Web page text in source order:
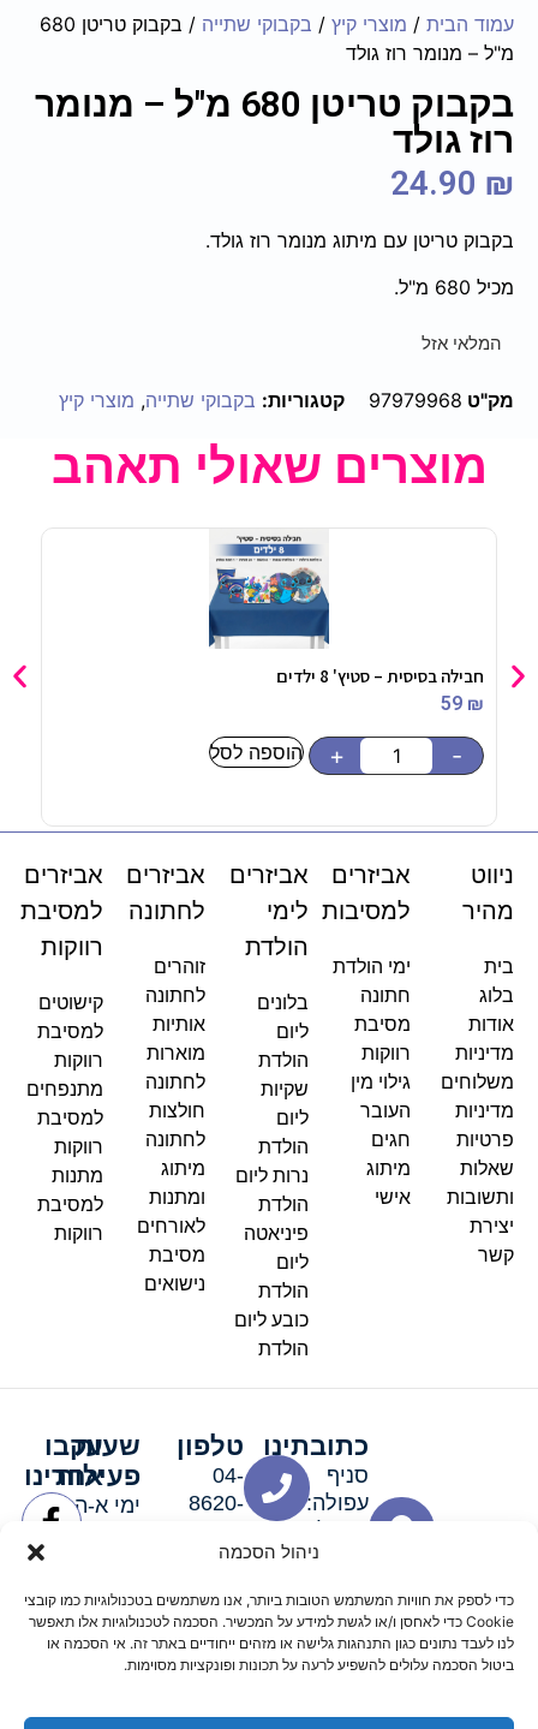
ניהול הסכמה
כדי לספק את חוויות המשתמש הטובות ביותר, אנו משתמשים בטכנולוגיות כמו קובצי
Cookie כדי לאחסן ו/או לגשת למידע על המכשיר. הסכמה לטכנולוגיות אלו תאפשר
לנו לעבד נתונים כגון התנהגות גלישה או מזהים ייחודיים באתר זה. אי הסכמה או
ביטול הסכמה עלולים להשפיע לרעה על תכונות ופונקציות מסוימות.
עמוד הבית / מוצרי קיץ / בקבוקי שתייה
/ בקבוק טריטן 680
מ"ל – מנומר רוז גולד
בקבוק טריטן 680 מ"ל – מנומר
רוז גולד
24.90 ₪
בקבוק טריטן עם מיתוג מנומר רוז גולד.
מכיל 680 מ"ל.
המלאי אזל
מק"ט 97979968 קטגוריות: בקבוקי שתייה, מוצרי קיץ
מוצרים שאולי תאהב
חבילה בסיסית – סטיץ' 8 ילדים
59 ₪
-
+ הוספה לסל
ניווט
מהיר
בית
בלוג
אודות
מדיניות
משלוחים
מדיניות
פרטיות
שאלות
ותשובות
יצירת
קשר
אביזרים
למסיבות
ימי הולדת
חתונה
מסיבת
רווקות
גילוי מין
העובר
חגים
מיתוג
אישי
אביזרים
לימי
הולדת
בלונים
ליום
הולדת
שקיות
ליום
הולדת
נרות ליום
הולדת
פיניאטה
ליום
הולדת
כובע ליום
הולדת
אביזרים
לחתונה
זוהרים
לחתונה
אותיות
מוארות
לחתונה
חולצות
לחתונה
מיתוג
ומתנות
לאורחים
מסיבת
נישואים
אביזרים
למסיבת
רווקות
קישוטים
למסיבת
רווקות
מתנפחים
למסיבת
רווקות
מתנות
למסיבת
רווקות
כתובתינו
סניף
עפולה:
סניף מגדל
האלה 19
טלפון
04-
8620-
שעות
פעילות
ימי א-ה:
ימי שישי
וערבי חג:
8:30-
15:00
עקבו
אחרינו